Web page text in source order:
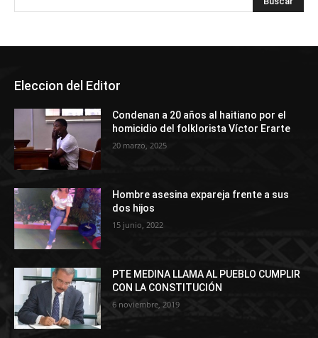
Eleccion del Editor
Condenan a 20 años al haitiano por el
homicidio del folklorista Víctor Erarte
20 marzo, 2025
Hombre asesina expareja frente a sus
dos hijos
15 junio, 2022
PTE MEDINA LLAMA AL PUEBLO CUMPLIR
CON LA CONSTITUCIÓN
6 noviembre, 2019